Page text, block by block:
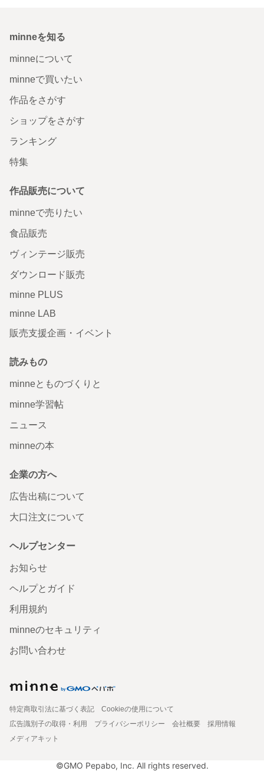
minneを知る
minneについて
minneで買いたい
作品をさがす
ショップをさがす
ランキング
特集
作品販売について
minneで売りたい
食品販売
ヴィンテージ販売
ダウンロード販売
minne PLUS
minne LAB
販売支援企画・イベント
読みもの
minneとものづくりと
minne学習帖
ニュース
minneの本
企業の方へ
広告出稿について
大口注文について
ヘルプセンター
お知らせ
ヘルプとガイド
利用規約
minneのセキュリティ
お問い合わせ
特定商取引法に基づく表記
Cookieの使用について
広告識別子の取得・利用
プライバシーポリシー 会社概要
採用情報
メディアキット
©GMO Pepabo, Inc. All rights reserved.